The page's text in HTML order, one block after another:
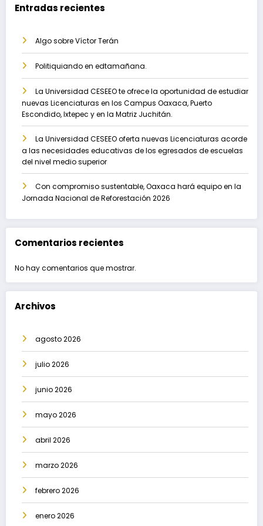
Entradas recientes
Algo sobre Víctor Terán
Politiquiando en edtamañana.
La Universidad CESEEO te ofrece la oportunidad de estudiar
nuevas Licenciaturas en los Campus Oaxaca, Puerto
Escondido, Ixtepec y en la Matriz Juchitán.
La Universidad CESEEO oferta nuevas Licenciaturas acorde
a las necesidades educativas de los egresados de escuelas
del nivel medio superior
Con compromiso sustentable, Oaxaca hará equipo en la
Jornada Nacional de Reforestación 2026
Comentarios recientes
No hay comentarios que mostrar.
Archivos
agosto 2026
julio 2026
junio 2026
mayo 2026
abril 2026
marzo 2026
febrero 2026
enero 2026